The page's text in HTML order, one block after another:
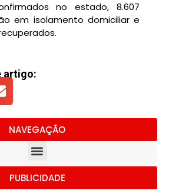
no estado, 8.607
em isolamento domiciliar e
artigo:
NAVEGAÇÃO
PUBLICIDADE